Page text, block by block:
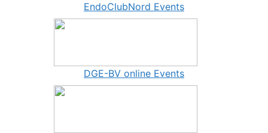
EndoClubNord Events
DGE-BV online Events